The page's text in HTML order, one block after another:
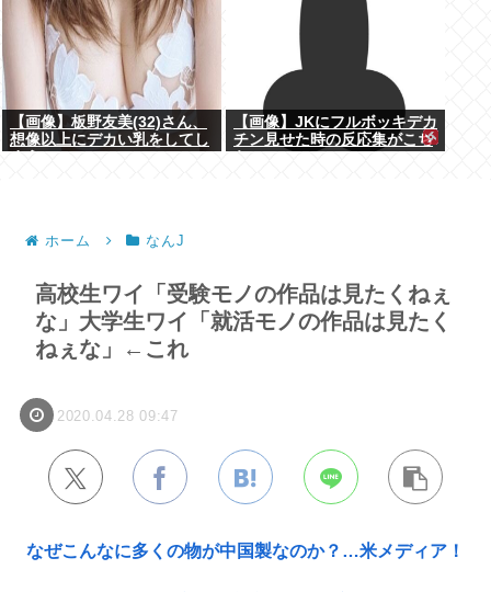
【画像】板野友美(32)さん、
想像以上にデカい乳をしてし
【画像】JKにフルボッキデカ
チン見せた時の反応集がこち
ホーム なんJ
高校生ワイ「受験モノの作品は見たくねぇ
な」大学生ワイ「就活モノの作品は見たく
ねぇな」←これ
2020.04.28 09:47
なぜこんなに多くの物が中国製なのか？…米メディア！